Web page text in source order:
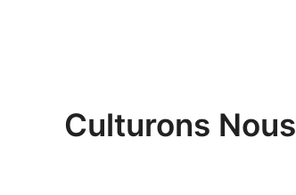
Culturons Nous